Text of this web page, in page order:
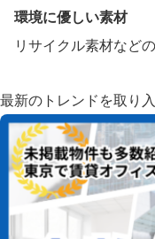
環境に優しい素材
リサイクル素材など
最新のトレンドを取り